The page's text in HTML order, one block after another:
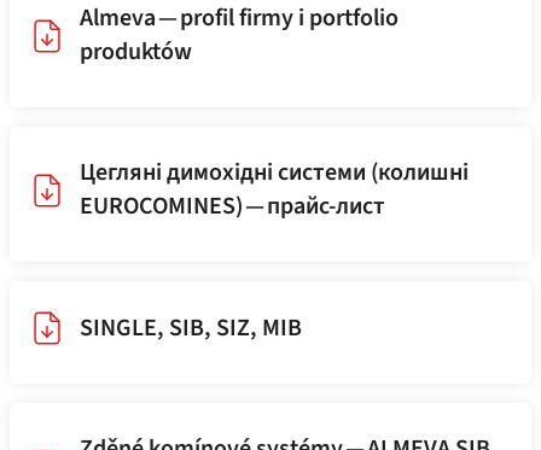
Almeva — profil firmy i portfolio
produktów
Цегляні димохідні системи (колишні
EUROCOMINES) — прайс-лист
SINGLE, SIB, SIZ, MIB